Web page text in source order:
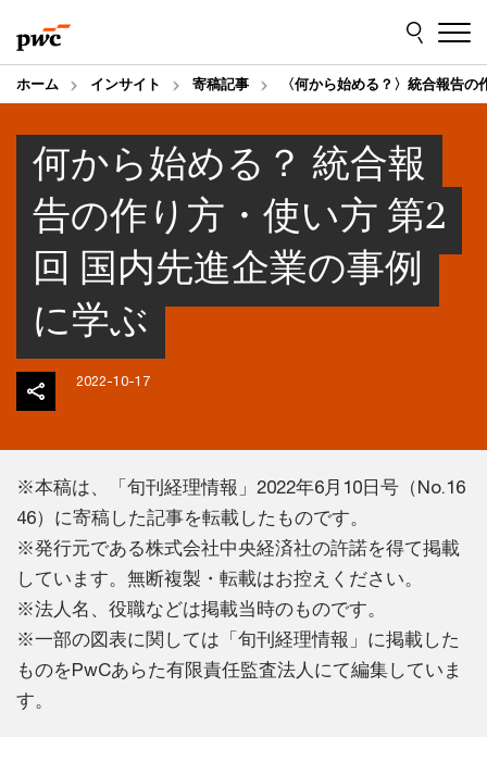
to
content
to
footer
ホーム インサイト 寄稿記事 〈何から始める？〉統合報告の
何から始める？ 統合報
告の作り方・使い方 第2
回 国内先進企業の事例
に学ぶ
2022-10-17
※本稿は、「旬刊経理情報」2022年6月10日号（No.16
46）に寄稿した記事を転載したものです。
※発行元である株式会社中央経済社の許諾を得て掲載
しています。無断複製・転載はお控えください。
※法人名、役職などは掲載当時のものです。
※一部の図表に関しては「旬刊経理情報」に掲載した
ものをPwCあらた有限責任監査法人にて編集していま
す。